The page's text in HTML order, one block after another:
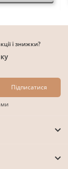
і знижки?
Підписатися